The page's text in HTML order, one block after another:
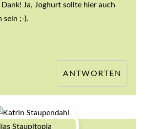
Ja, Joghurt sollte hier auch
sein ;-).
ANTWORTEN